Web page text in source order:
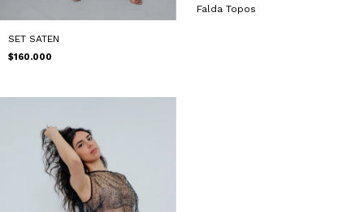
SET SATEN
$160.000
Falda Topos